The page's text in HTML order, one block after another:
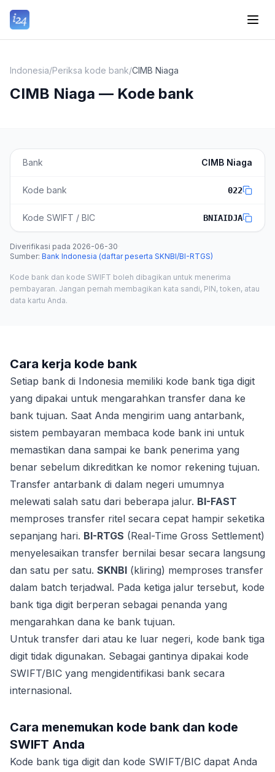
Indonesia/Periksa kode bank/CIMB Niaga
CIMB Niaga — Kode bank
Bank CIMB Niaga
Kode bank 022
Kode SWIFT / BIC BNIAIDJA
Diverifikasi pada 2026-06-30·
Sumber: Bank Indonesia (daftar peserta SKNBI/BI-RTGS)
Kode bank dan kode SWIFT boleh dibagikan untuk menerima
pembayaran. Jangan pernah membagikan kata sandi, PIN, token, atau
data kartu Anda.
Cara kerja kode bank
Setiap bank di Indonesia memiliki kode bank tiga digit
yang dipakai untuk mengarahkan transfer dana ke
bank tujuan. Saat Anda mengirim uang antarbank,
sistem pembayaran membaca kode bank ini untuk
memastikan dana sampai ke bank penerima yang
benar sebelum dikreditkan ke nomor rekening tujuan.
Transfer antarbank di dalam negeri umumnya
melewati salah satu dari beberapa jalur. BI-FAST
memproses transfer ritel secara cepat hampir seketika
sepanjang hari. BI-RTGS (Real-Time Gross Settlement)
menyelesaikan transfer bernilai besar secara langsung
dan satu per satu. SKNBI (kliring) memproses transfer
dalam batch terjadwal. Pada ketiga jalur tersebut, kode
bank tiga digit berperan sebagai penanda yang
mengarahkan dana ke bank tujuan.
Untuk transfer dari atau ke luar negeri, kode bank tiga
digit tidak digunakan. Sebagai gantinya dipakai kode
SWIFT/BIC yang mengidentifikasi bank secara
internasional.
Cara menemukan kode bank dan kode
SWIFT Anda
Kode bank tiga digit dan kode SWIFT/BIC dapat Anda